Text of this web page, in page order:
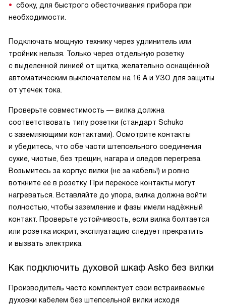
сбоку, для быстрого обесточивания прибора при
необходимости.
Подключать мощную технику через удлинитель или
тройник нельзя. Только через отдельную розетку
с выделенной линией от щитка, желательно оснащённой
автоматическим выключателем на 16 А и УЗО для защиты
от утечек тока.
Проверьте совместимость — вилка должна
соответствовать типу розетки (стандарт Schuko
с заземляющими контактами). Осмотрите контакты
и убедитесь, что обе части штепсельного соединения
сухие, чистые, без трещин, нагара и следов перегрева.
Возьмитесь за корпус вилки (не за кабель!) и ровно
воткните её в розетку. При перекосе контакты могут
нагреваться. Вставляйте до упора, вилка должна войти
полностью, чтобы заземление и фазы имели надёжный
контакт. Проверьте устойчивость, если вилка болтается
или розетка искрит, эксплуатацию следует прекратить
и вызвать электрика.
Как подключить духовой шкаф Asko без вилки
Производитель часто комплектует свои встраиваемые
духовки кабелем без штепсельной вилки исходя